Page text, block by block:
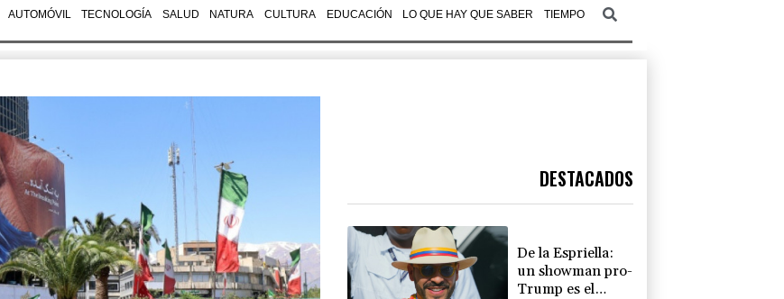
AUTOMÓVIL TECNOLOGÍA SALUD NATURA CULTURA EDUCACIÓN LO QUE HAY QUE SABER TIEMPO
DESTACADOS
De la Espriella:
un showman pro-
Trump es el